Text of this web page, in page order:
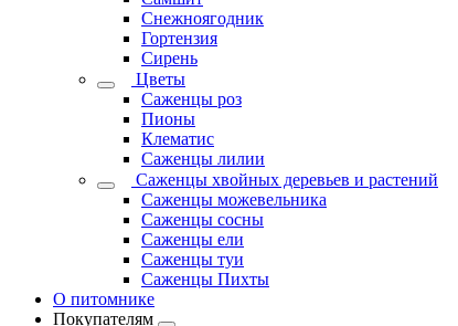
Снежноягодник
Гортензия
Сирень
Цветы
Саженцы роз
Пионы
Клематис
Саженцы лилии
Саженцы хвойных деревьев и растений
Саженцы можевельника
Саженцы сосны
Саженцы ели
Саженцы туи
Саженцы Пихты
О питомнике
Покупателям